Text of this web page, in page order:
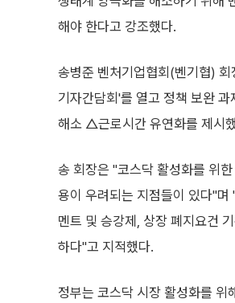
해야 한다고 강조했다.
송병준 벤처기업협회(벤기협)
기자간담회'를 열고 정책 보완
해소 △근로시간 유연화를 제시
송 회장은 "코스닥 활성화를 위
용이 우려되는 지점들이 있다"
멘트 및 승강제, 상장 폐지요건
하다"고 지적했다.
정부는 코스닥 시장 활성화를 위